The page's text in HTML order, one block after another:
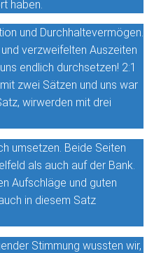
haben.
und Durchhaltevermögen.
verzweifelten Auszeiten
endlich durchsetzen! 2:1
zwei Sätzen und uns war
wirwerden mit drei
umsetzen. Beide Seiten
als auch auf der Bank.
Aufschläge und guten
in diesem Satz
Stimmung wussten wir,